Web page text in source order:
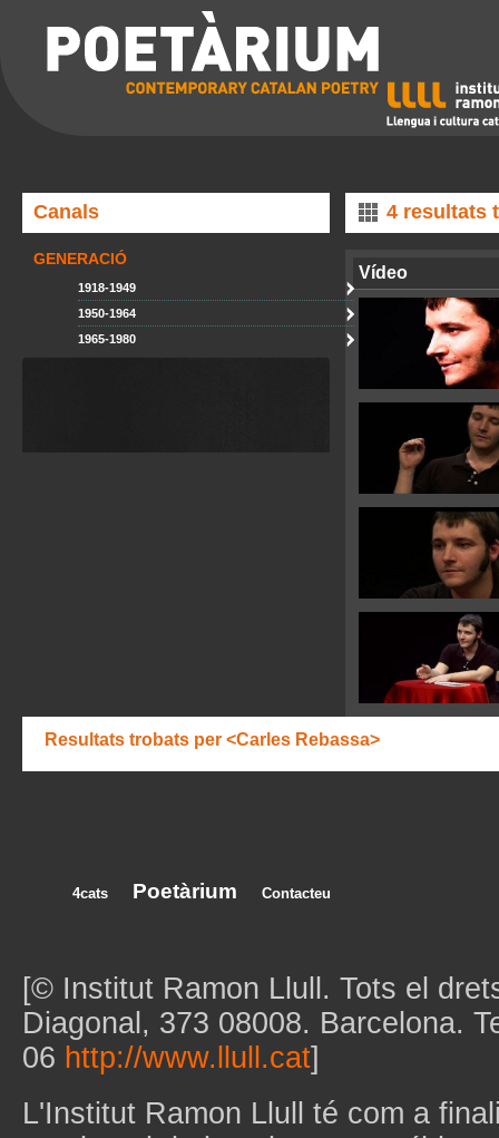
Canals
GENERACIÓ
1918-1949
1950-1964
1965-1980
4 resultats
Vídeo
Resultats trobats per <Carles Rebassa>
4cats Poetàrium Contacteu
[© Institut Ramon Llull. Tots el
Diagonal, 373 08008. Barcelona.
06 http://www.llull.cat]
L'Institut Ramon Llull té com a